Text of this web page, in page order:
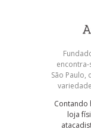
São Paulo,
Contando
loja